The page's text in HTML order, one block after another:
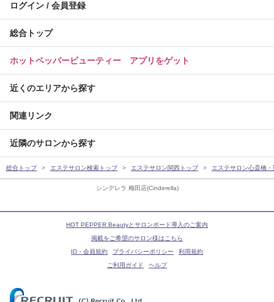
シンデレラ 梅田店(Cinderella)
ログイン / 会員登録
総合トップ
ホットペッパービューティー アプリをゲット
近くのエリアから探す
関連リンク
近隣のサロンから探す
総合トップ エステサロン検索トップ エステサロン関西トップ エステサロン心斎橋
HOT PEPPER Beautyとサロンボード導入のご案内
掲載をご希望のサロン様はこちら
ID・会員規約
プライバシーポリシー
利用規約
ご利用ガイド
ヘルプ